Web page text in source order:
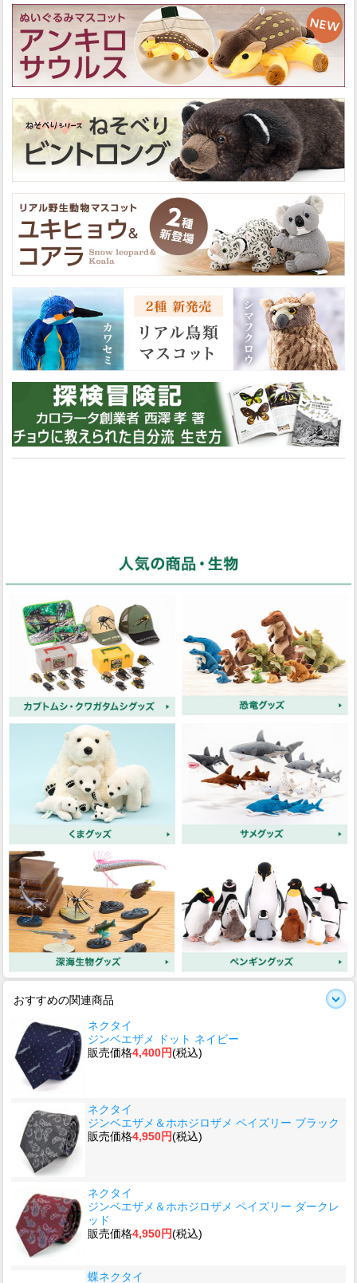
おすすめの関連商品
ネクタイ
ジンベエザメ ドット ネイビー
販売価格4,400円(税込)
ネクタイ
ジンベエザメ＆ホホジロザメ ペイズリー ブラック
販売価格4,950円(税込)
ネクタイ
ジンベエザメ＆ホホジロザメ ペイズリー ダークレ
ッド
販売価格4,950円(税込)
蝶ネクタイ